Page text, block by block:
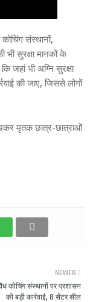
संस्थानों,
भी सुरक्षा मानकों के
जहां भी अग्नि सुरक्षा
की जाए, जिससे लोगों
मृतक छात्र-छात्राओं
NEWER
कोचिंग संस्थानों पर प्रशासन
की बड़ी कार्रवाई, 8 सेंटर सील